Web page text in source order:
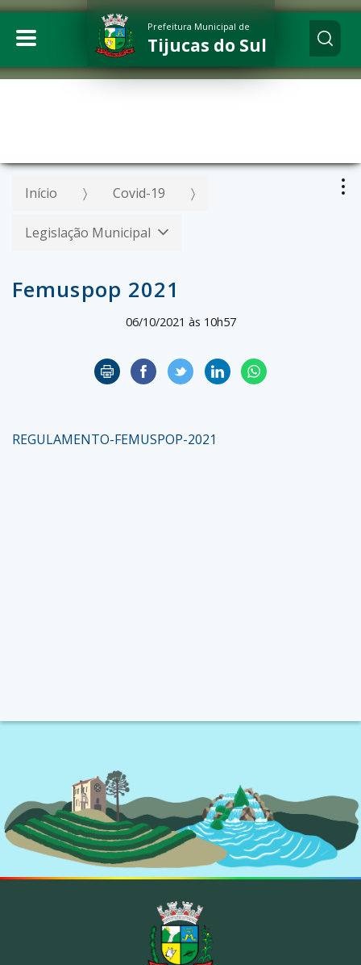
Prefeitura Municipal de
Tijucas do Sul
Início Covid-19
Legislação Municipal
Femuspop 2021
06/10/2021 às 10h57
REGULAMENTO-FEMUSPOP-2021